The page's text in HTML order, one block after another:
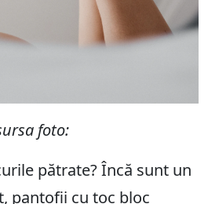
foto:
pătrate? Încă sunt un
pantofii cu toc bloc